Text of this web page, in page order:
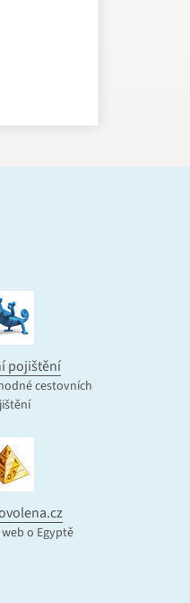
pojištění
cestovních
o Egyptě